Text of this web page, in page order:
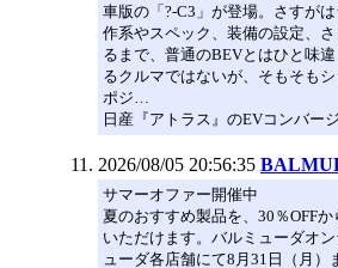
車版の「?-C3」が登場。さすが
作系やスペック、装備の設定、
るまで、普通のBEVとはひと味
るクルマではないが、そもそも
ポジ…
日産『アトラス』のEVコンバー
2026/08/05 20:56:35
サマーオファー開催中
夏のおすすめ製品を、30％OFF
いただけます。バルミューダオ
ューダ各店舗にて8月31日（月）